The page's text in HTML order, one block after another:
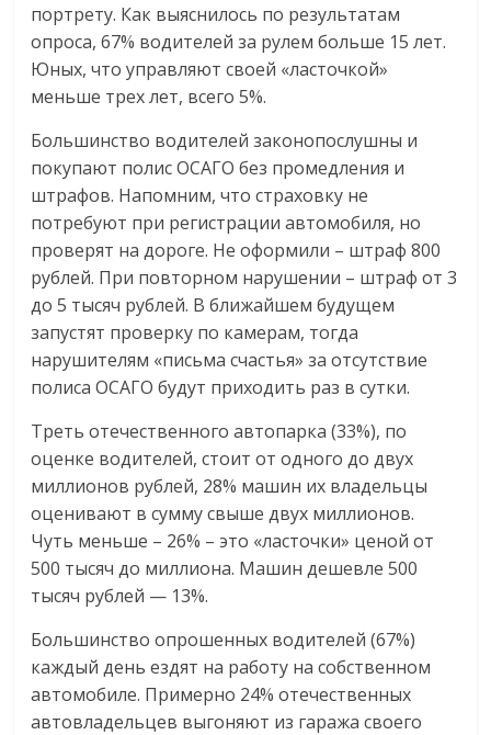
портрету. Как выяснилось по результатам
опроса, 67% водителей за рулем больше 15 лет.
Юных, что управляют своей «ласточкой»
меньше трех лет, всего 5%.
Большинство водителей законопослушны и
покупают полис ОСАГО без промедления и
штрафов. Напомним, что страховку не
потребуют при регистрации автомобиля, но
проверят на дороге. Не оформили – штраф 800
рублей. При повторном нарушении – штраф от 3
до 5 тысяч рублей. В ближайшем будущем
запустят проверку по камерам, тогда
нарушителям «письма счастья» за отсутствие
полиса ОСАГО будут приходить раз в сутки.
Треть отечественного автопарка (33%), по
оценке водителей, стоит от одного до двух
миллионов рублей, 28% машин их владельцы
оценивают в сумму свыше двух миллионов.
Чуть меньше – 26% – это «ласточки» ценой от
500 тысяч до миллиона. Машин дешевле 500
тысяч рублей — 13%.
Большинство опрошенных водителей (67%)
каждый день ездят на работу на собственном
автомобиле. Примерно 24% отечественных
автовладельцев выгоняют из гаража своего